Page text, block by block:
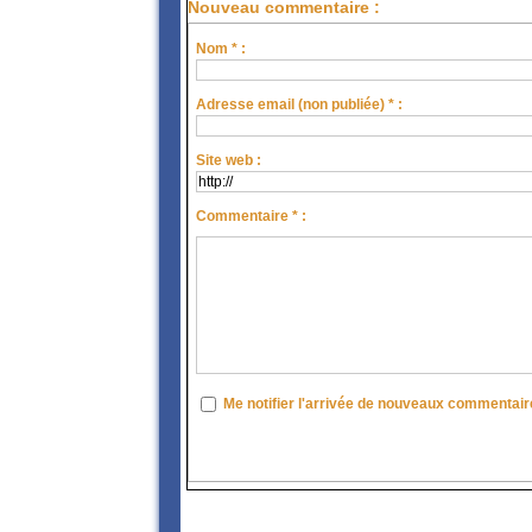
Nouveau commentaire :
Nom * :
Adresse email (non publiée) * :
Site web :
Commentaire * :
Me notifier l'arrivée de nouveaux